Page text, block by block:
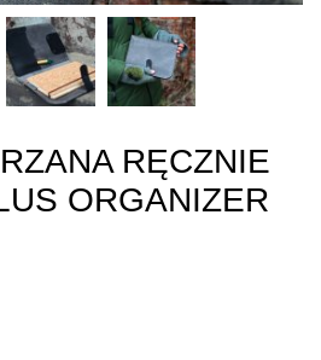
RĘCZNIE
ORGANIZER